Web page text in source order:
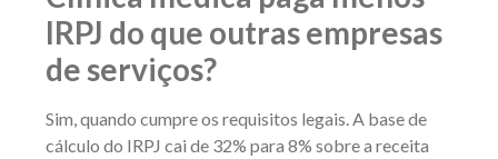
IRPJ do que outras empresas
de serviços?
Sim, quando cumpre os requisitos legais. A base de
cálculo do IRPJ cai de 32% para 8% sobre a receita